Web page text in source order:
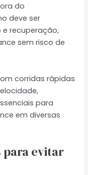
do
deve ser
recuperação,
sem risco de
corridas rápidas
para
em diversas
para evitar